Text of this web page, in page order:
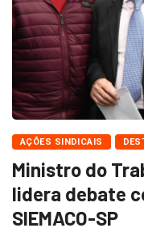
AÇÕES SINDICAIS
Ministro do
lidera debate
SIEMACO-SP